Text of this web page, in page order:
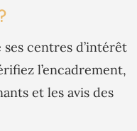
centres d’intérêt
l’encadrement,
et les avis des